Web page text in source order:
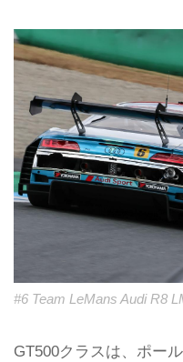
#6 Team LeMans Audi R8
GT500クラスは、ポー